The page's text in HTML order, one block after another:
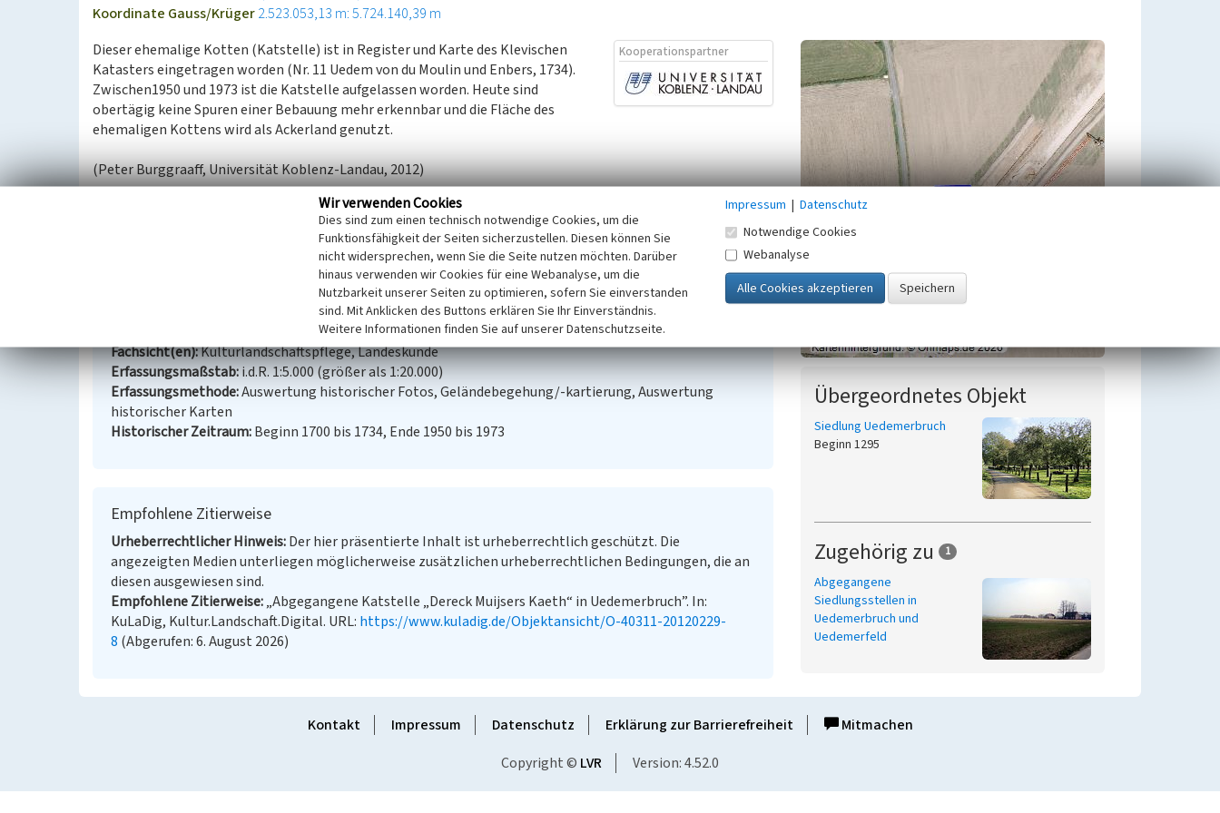
Koordinate Gauss/Krüger2.523.053,13 m: 5.724.140,39 m
Kooperationspartner
Dieser ehemalige Kotten (Katstelle) ist in Register und Karte des Klevischen
Katasters eingetragen worden (Nr. 11 Uedem von du Moulin und Enbers, 1734).
Zwischen1950 und 1973 ist die Katstelle aufgelassen worden. Heute sind
obertägig keine Spuren einer Bebauung mehr erkennbar und die Fläche des
ehemaligen Kottens wird als Ackerland genutzt.
(Peter Burggraaff, Universität Koblenz-Landau, 2012)
Hauptstaatsarchiv Düsseldorf. Klevische Katasterkarten: Nr. 11. Uedem, du Moulin und Enbers, 1732-1734.
Abgegangene Katstelle „Dereck Muijsers Kaeth“ in Uedemerbruch
47589 Uedem - Uedemerbruch
Fachsicht(en) Kulturlandschaftspflege, Landeskunde
Erfassungsmaßstab i.d.R. 1:5.000 (größer als 1:20.000)
Erfassungsmethode Auswertung historischer Fotos, Geländebegehung/-kartierung, Auswertung
historischer Karten
Historischer Zeitraum Beginn 1700 bis 1734, Ende 1950 bis 1973
Empfohlene Zitierweise
Urheberrechtlicher Hinweis Der hier präsentierte Inhalt ist urheberrechtlich geschützt. Die
angezeigten Medien unterliegen möglicherweise zusätzlichen urheberrechtlichen Bedingungen, die an
diesen ausgewiesen sind.
Empfohlene Zitierweise „Abgegangene Katstelle „Dereck Muijsers Kaeth“ in Uedemerbruch”. In:
KuLaDig, Kultur.Landschaft.Digital. URL: https://www.kuladig.de/Objektansicht/O-40311-20120229-
8 (Abgerufen: 6. August 2026)
Übergeordnetes Objekt
Siedlung Uedemerbruch
Beginn 1295
Zugehörig zu 1
Abgegangene
Siedlungsstellen in
Uedemerbruch und
Uedemerfeld
Kontakt Impressum Datenschutz Erklärung zur Barrierefreiheit
Mitmachen
Copyright © LVR Version: 4.52.0
Wir verwenden Cookies
Dies sind zum einen technisch notwendige Cookies, um die
Funktionsfähigkeit der Seiten sicherzustellen. Diesen können Sie
nicht widersprechen, wenn Sie die Seite nutzen möchten. Darüber
hinaus verwenden wir Cookies für eine Webanalyse, um die
Nutzbarkeit unserer Seiten zu optimieren, sofern Sie einverstanden
sind. Mit Anklicken des Buttons erklären Sie Ihr Einverständnis.
Weitere Informationen finden Sie auf unserer Datenschutzseite.
Impressum | Datenschutz
Notwendige Cookies
Webanalyse